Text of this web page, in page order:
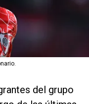
del grupo